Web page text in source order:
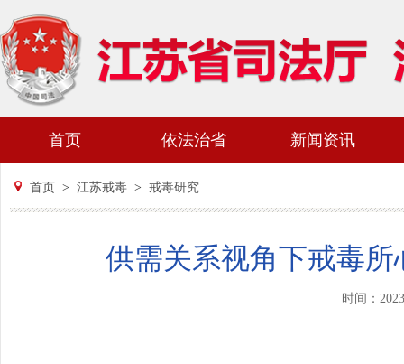
首页 依法治省 新闻资讯
首页 > 江苏戒毒 > 戒毒研究
供需关系视角下戒毒
时间：